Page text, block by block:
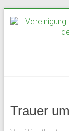
Inhalt
der
Trauer